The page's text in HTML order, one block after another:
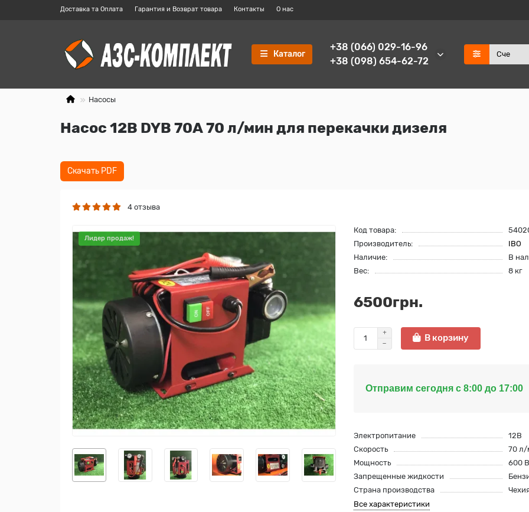
Доставка та Оплата Гарантия и Возврат товара Контакты О нас
Каталог
+38 (066) 029-16-96
+38 (098) 654-62-72
Насосы
Насос 12В DYB 70А 70 л/мин для перекачки дизеля
Скачать PDF
4 отзыва
Лидер продаж!
Код товара:
Производитель:
IBO
Наличие:
В
Вес:
8 кг
6500грн.
В корзину
Отправим сегодня с 8:00 до 17:00
Электропитание
12В
Скорость
70 л/
Мощность
600
Запрещенные жидкости
Страна производства
Все характеристики